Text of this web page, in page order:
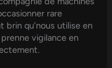
rare
brin qu’nous utilise en
vigilance en